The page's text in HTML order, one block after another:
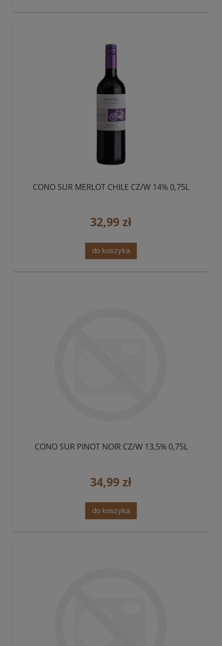
CONO SUR MERLOT CHILE CZ/W 14% 0,75L
32,99 zł
do koszyka
CONO SUR PINOT NOIR CZ/W 13,5% 0,75L
34,99 zł
do koszyka